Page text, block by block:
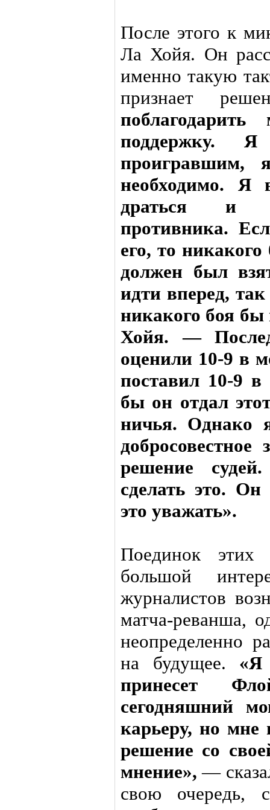
После этого к
Ла Хойя. Он
именно такую
признает
поддержку.
проигравшим,
необходимо. Я
драться и
противника.
его, то
должен был
идти вперед,
никакого боя
Хойя. —
оценили 10-9 в
поставил 10-9 в
бы он отдал
ничья. Однако
решение
сделать это.
это уважать».
Поединок этих
большой
журналистов
матча-реванша,
неопределенно
на будущее. «Я
принесет
сегодняшний
карьеру, но мне
решение со
мнение», —
свою очередь,